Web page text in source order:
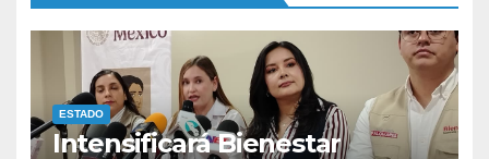
ESTADO
Intensificará Bienestar